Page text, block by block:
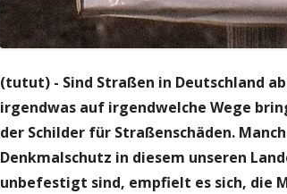
(tutut) - Sind Straßen in Deutschland
irgendwas auf irgendwelche Wege
der Schilder für Straßenschäden.
Denkmalschutz in diesem unseren
unbefestigt sind, empfielt es sich, die